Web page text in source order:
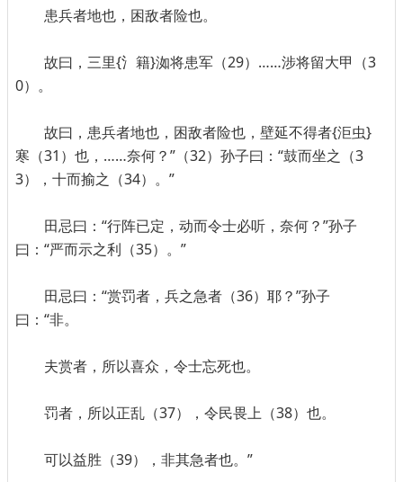
患兵者地也，困敌者险也。
故曰，三里{氵籍}洳将患军（29）……涉将留大甲（3
0）。
故曰，患兵者地也，困敌者险也，壁延不得者{洰虫}
寒（31）也，……奈何？”（32）孙子曰：“鼓而坐之（3
3），十而揄之（34）。”
田忌曰：“行阵已定，动而令士必听，奈何？”孙子
曰：“严而示之利（35）。”
田忌曰：“赏罚者，兵之急者（36）耶？”孙子
曰：“非。
夫赏者，所以喜众，令士忘死也。
罚者，所以正乱（37），令民畏上（38）也。
可以益胜（39），非其急者也。”